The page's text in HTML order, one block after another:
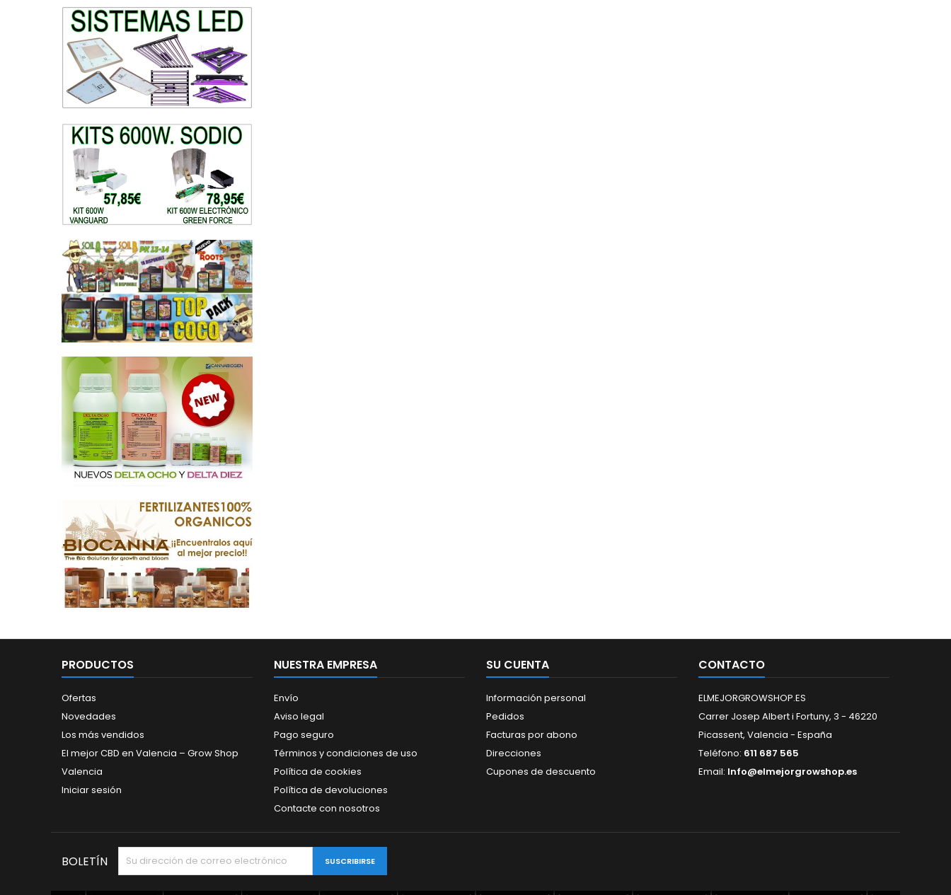
PRODUCTOS
Ofertas
Novedades
Los más vendidos
El mejor CBD en Valencia – Grow Shop
Valencia
Iniciar sesión
NUESTRA EMPRESA
Envío
Aviso legal
Pago seguro
Términos y condiciones de uso
Política de cookies
Política de devoluciones
Contacte con nosotros
SU CUENTA
Información personal
Pedidos
Facturas por abono
Direcciones
Cupones de descuento
CONTACTO
ELMEJORGROWSHOP.ES
Carrer Josep Albert i Fortuny, 3 - 46220
Picassent, Valencia - España
Teléfono: 611 687 565
Email: Info@elmejorgrowshop.es
BOLETÍN